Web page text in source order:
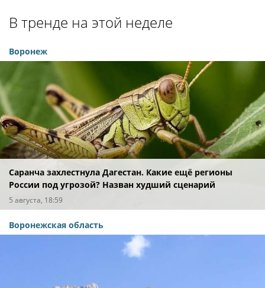
В тренде на этой неделе
Воронеж
Саранча захлестнула Дагестан. Какие ещё регионы
России под угрозой? Назван худший сценарий
5 августа, 18:59
Воронежская область